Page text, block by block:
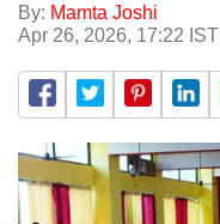
By: Mamta Joshi
Apr 26, 2026, 17:22 IST